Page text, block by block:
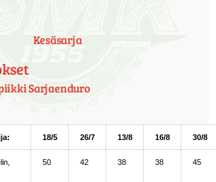
Kesäsarja
Sarjaenduro
18/5 26/7 13/8 16/8 30/8
50 42 38 38 45